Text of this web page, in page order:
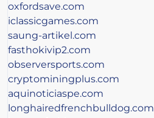
oxfordsave.com
iclassicgames.com
saung-artikel.com
fasthokivip2.com
observersports.com
cryptominingplus.com
aquinoticiaspe.com
longhairedfrenchbulldog.com